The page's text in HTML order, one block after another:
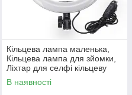
Кільцева лампа маленька,
Кільцева лампа для зйомки,
Ліхтар для селфі кільцеву
лампу QV-94
В наявності